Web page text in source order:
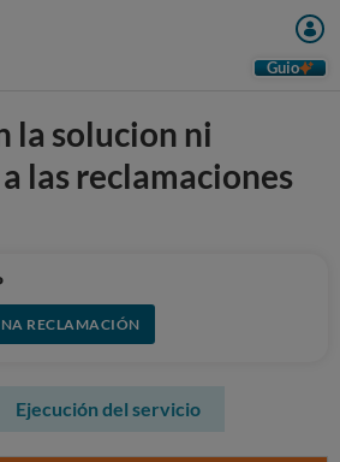
Guio
la solucion ni
las reclamaciones
RECLAMACIÓN
Ejecución del servicio